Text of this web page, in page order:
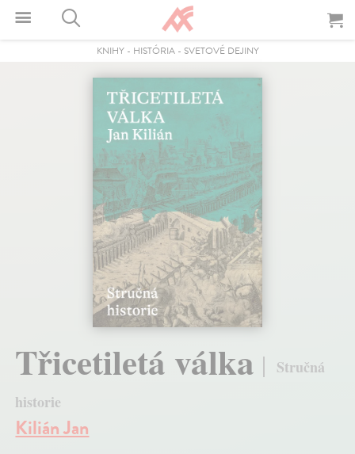
KNIHY- HISTÓRIA- SVETOVÉ DEJINY
Třicetiletá válka
Stručná
historie
Kilián Jan